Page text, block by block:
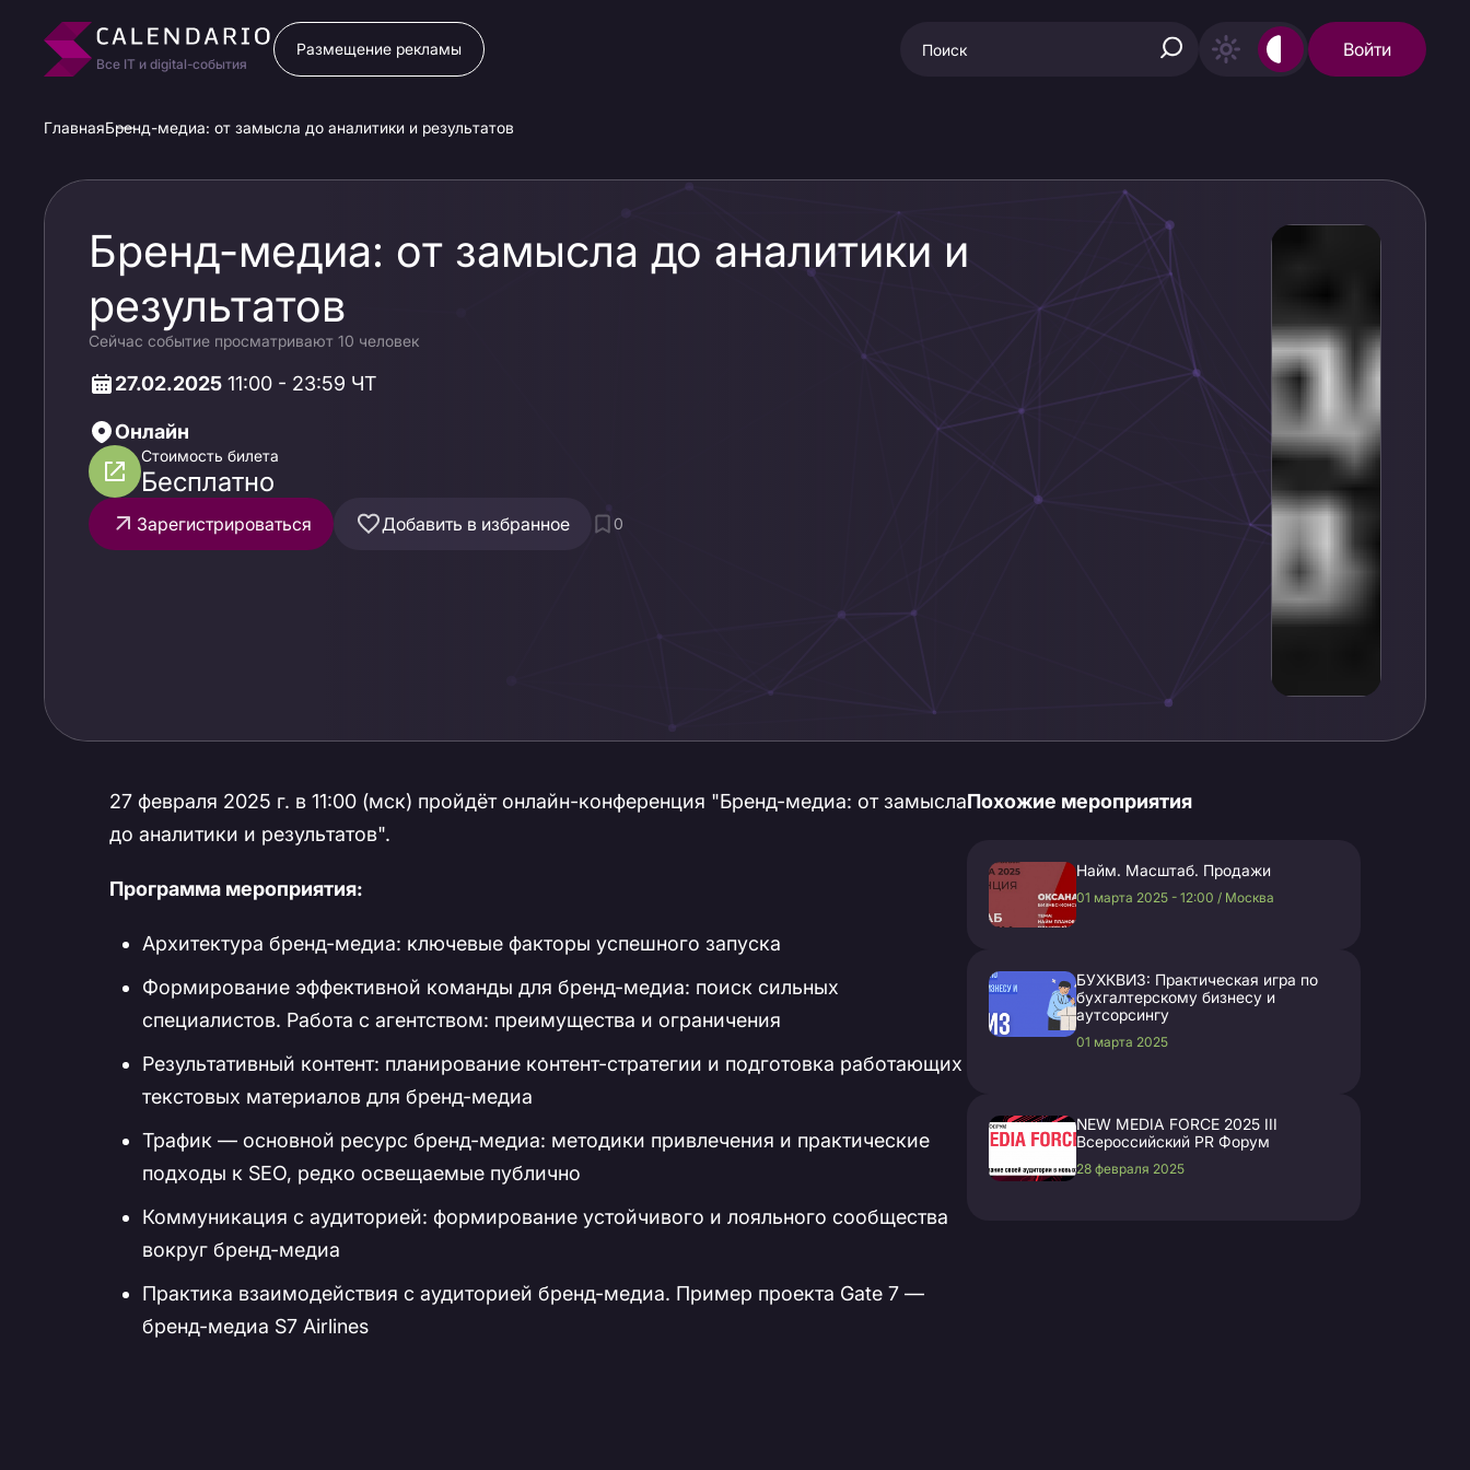
Все IT и digital-события
Размещение рекламы Войти
ГлавнаяБренд-медиа: от замысла до аналитики и результатов
Бренд-медиа: от замысла до аналитики и
результатов
Сейчас событие просматривают 10 человек
27.02.2025 11:00 - 23:59 ЧТ
Онлайн
Стоимость билета
Бесплатно
Зарегистрироваться Добавить в избранное 0
27 февраля 2025 г. в 11:00 (мск) пройдёт онлайн-конференция "Бренд-медиа: от замысла
до аналитики и результатов".
Программа мероприятия:
Архитектура бренд-медиа: ключевые факторы успешного запуска
Формирование эффективной команды для бренд-медиа: поиск сильных
специалистов. Работа с агентством: преимущества и ограничения
Результативный контент: планирование контент-стратегии и подготовка работающих
текстовых материалов для бренд-медиа
Трафик — основной ресурс бренд-медиа: методики привлечения и практические
подходы к SEO, редко освещаемые публично
Коммуникация с аудиторией: формирование устойчивого и лояльного сообщества
вокруг бренд-медиа
Практика взаимодействия с аудиторией бренд-медиа. Пример проекта Gate 7 —
бренд-медиа S7 Airlines
Похожие мероприятия
Найм. Масштаб. Продажи
01 марта 2025 - 12:00 / Москва
БУХКВИЗ: Практическая игра по
бухгалтерскому бизнесу и
аутсорсингу
01 марта 2025
NEW MEDIA FORCE 2025 III
Всероссийский PR Форум
28 февраля 2025